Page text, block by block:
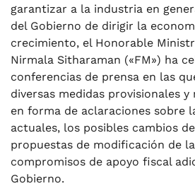
garantizar a la industria en
del Gobierno de dirigir la
crecimiento, el Honorable
Nirmala Sitharaman («FM») ha
conferencias de prensa en las
diversas medidas provisionales
en forma de aclaraciones sobre
actuales, los posibles cambios
propuestas de modificación de
compromisos de apoyo fiscal
Gobierno.